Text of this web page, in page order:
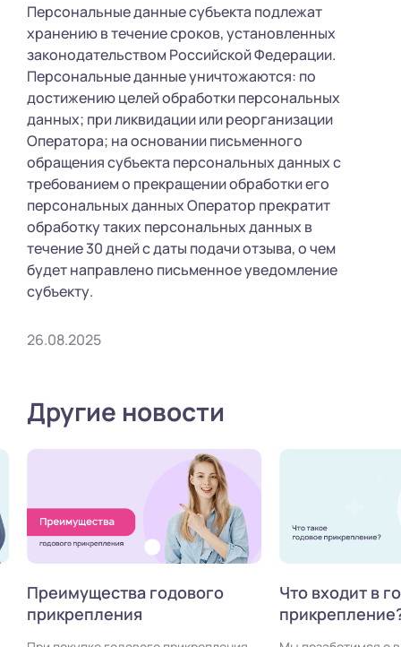
Персональные данные субъекта подлежат
хранению в течение сроков, установленных
законодательством Российской Федерации.
Персональные данные уничтожаются: по
достижению целей обработки персональных
данных; при ликвидации или реорганизации
Оператора; на основании письменного
обращения субъекта персональных данных с
требованием о прекращении обработки его
персональных данных Оператор прекратит
обработку таких персональных данных в
течение 30 дней с даты подачи отзыва, о чем
будет направлено письменное уведомление
субъекту.
26.08.2025
Другие новости
Преимущества годового
прикрепления
Что входит в